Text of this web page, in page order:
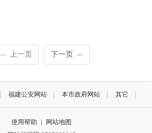
<< 上一页 下一页 >>
福建公安网站 本市政府网站 其它
使用帮助 | 网站地图